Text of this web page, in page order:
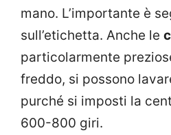
mano. L’importante è
sull’etichetta. Anche le
particolarmente
freddo, si possono
purché si imposti la
600-800 giri.